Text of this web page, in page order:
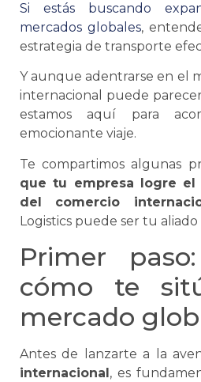
Si estás buscando
mercados globales,
estrategia de transporte
Y aunque adentrarse en el
internacional
puede
estamos aquí para
emocionante viaje.
Te compartimos algunas
que tu empresa logre
del comercio
Logistics puede ser tu
Primer
cómo te
mercado
Antes de lanzarte a la
internacional , es